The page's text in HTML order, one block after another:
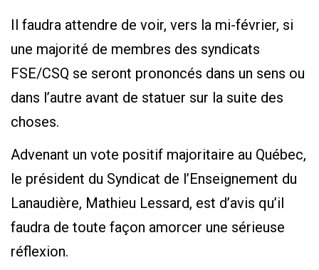
Il faudra attendre de voir, vers la mi-février, si
une majorité de membres des syndicats
FSE/CSQ se seront prononcés dans un sens ou
dans l’autre avant de statuer sur la suite des
choses.
Advenant un vote positif majoritaire au Québec,
le président du Syndicat de l’Enseignement du
Lanaudière, Mathieu Lessard, est d’avis qu’il
faudra de toute façon amorcer une sérieuse
réflexion.